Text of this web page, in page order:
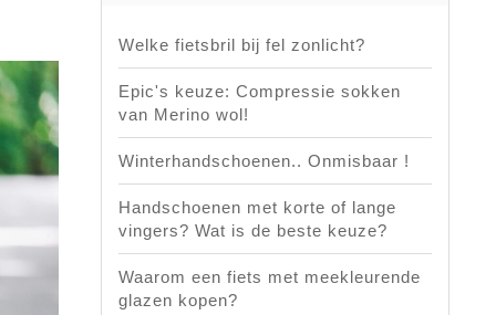
Welke fietsbril bij fel zonlicht?
Epic's keuze: Compressie sokken
van Merino wol!
Winterhandschoenen.. Onmisbaar !
Handschoenen met korte of lange
vingers? Wat is de beste keuze?
Waarom een fiets met meekleurende
glazen kopen?